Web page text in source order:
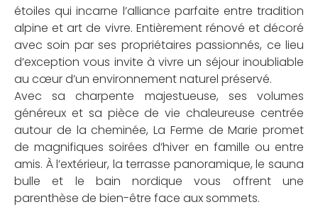
étoiles qui incarne l’alliance parfaite entre tradition
alpine et art de vivre. Entièrement rénové et décoré
avec soin par ses propriétaires passionnés, ce lieu
d’exception vous invite à vivre un séjour inoubliable
au cœur d’un environnement naturel préservé.
Avec sa charpente majestueuse, ses volumes
généreux et sa pièce de vie chaleureuse centrée
autour de la cheminée, La Ferme de Marie promet
de magnifiques soirées d’hiver en famille ou entre
amis. À l’extérieur, la terrasse panoramique, le sauna
bulle et le bain nordique vous offrent une
parenthèse de bien-être face aux sommets.